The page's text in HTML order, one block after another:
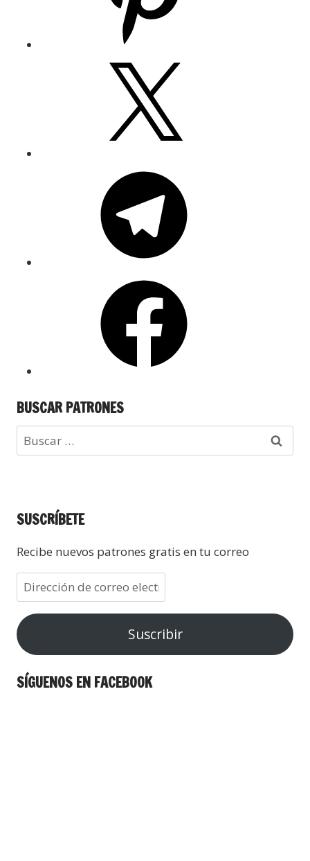
BUSCAR PATRONES
SUSCRÍBETE
Recibe nuevos patrones gratis en tu correo
Suscribir
SÍGUENOS EN FACEBOOK